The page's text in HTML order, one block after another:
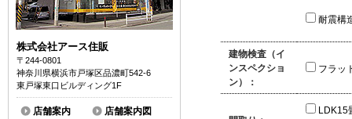
耐震構
建物検査（イ
ンスペクショ
ン）：
フラッ
LDK15
株式会社アース住販
〒244-0801
神奈川県横浜市戸塚区品濃町542-6
東戸塚東口ビルディング1F
店舗案内
店舗案内図